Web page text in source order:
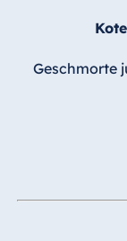
Geschmorte